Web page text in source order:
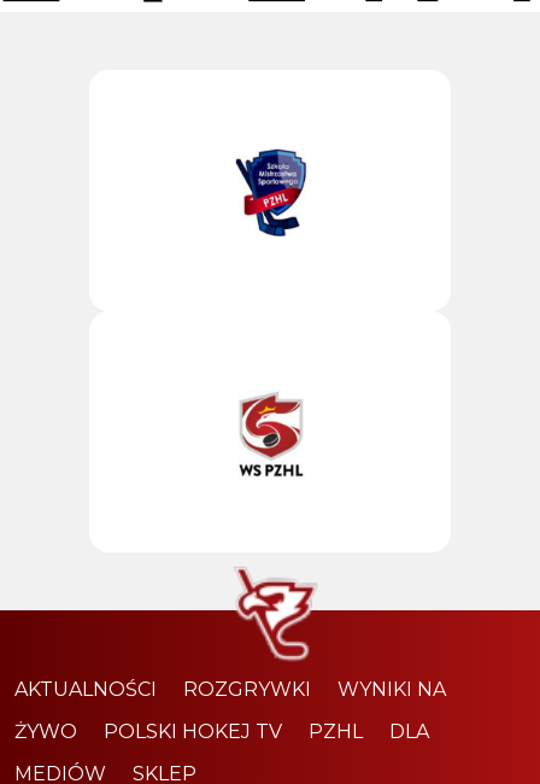
AKTUALNOŚCI ROZGRYWKI
WYNIKI NA
ŻYWO
POLSKI HOKEJ TV PZHL
DLA
MEDIÓW
SKLEP